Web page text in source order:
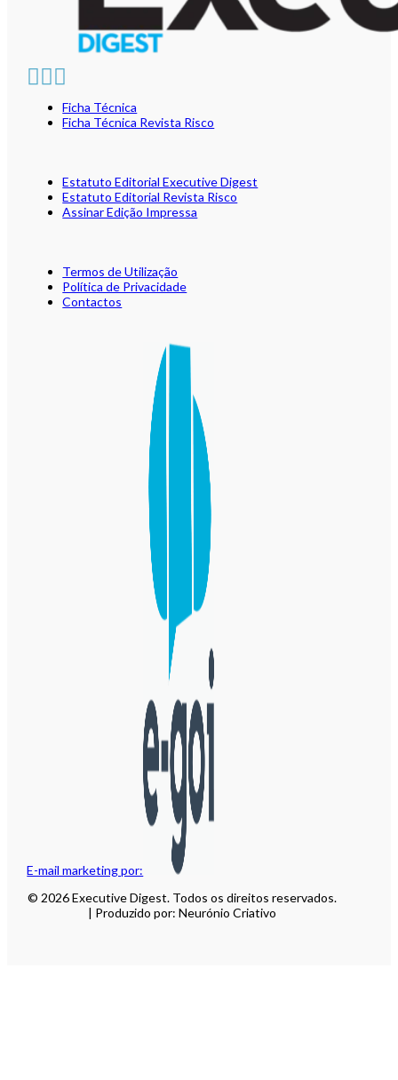
E-mail marketing por:
Ficha Técnica
Ficha Técnica Revista Risco
Estatuto Editorial Executive Digest
Estatuto Editorial Revista Risco
Assinar Edição Impressa
Termos de Utilização
Política de Privacidade
Contactos
© 2026 Executive Digest. Todos os direitos reservados.
| Produzido por: Neurónio Criativo